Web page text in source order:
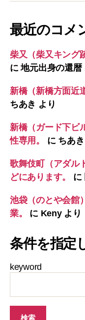
最近のコメ
柴又（柴又キング
に地元出身の還暦
新橋（新橋方面近
ちあき より
新橋（ガード下ビ
性専用。
に ちあき
歌舞伎町（アダル
どにあります。
に
池袋（のとや会館
業。
に Kenyより
条件を指定
keyword